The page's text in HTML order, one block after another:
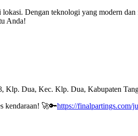
Dengan teknologi yang modern
Anda!
Klp. Dua, Kec. Klp. Dua, Kabupaten
kendaraan! 🚀🔑https://finalpartings.com/